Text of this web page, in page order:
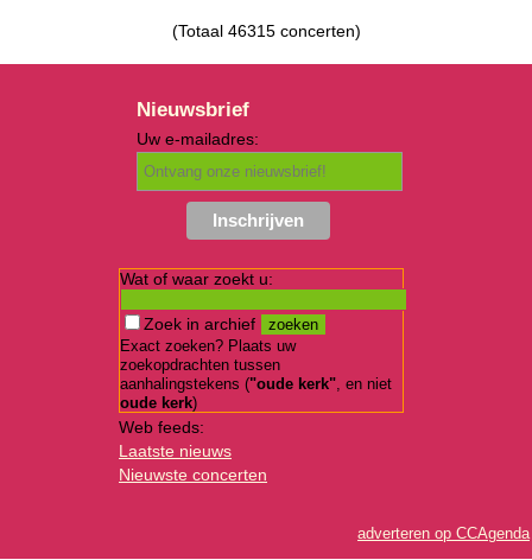
(Totaal 46315 concerten)
Nieuwsbrief
Uw e-mailadres:
Wat of waar zoekt u:
Zoek in archief
Exact zoeken? Plaats uw
zoekopdrachten tussen
aanhalingstekens ("oude kerk", en niet
oude kerk)
Web feeds:
Laatste nieuws
Nieuwste concerten
adverteren op CCAgenda